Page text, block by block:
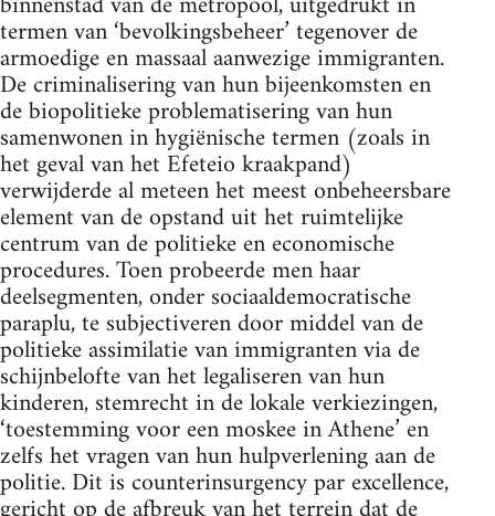
termen van ‘bevolkingsbeheer’ tegenover de
armoedige en massaal aanwezige immigranten.
De criminalisering van hun bijeenkomsten en
de biopolitieke problematisering van hun
samenwonen in hygiënische termen (zoals in
het geval van het Efeteio kraakpand)
verwijderde al meteen het meest onbeheersbare
element van de opstand uit het ruimtelijke
centrum van de politieke en economische
procedures. Toen probeerde men haar
deelsegmenten, onder sociaaldemocratische
paraplu, te subjectiveren door middel van de
politieke assimilatie van immigranten via de
schijnbelofte van het legaliseren van hun
kinderen, stemrecht in de lokale verkiezingen,
‘toestemming voor een moskee in Athene’ en
zelfs het vragen van hun hulpverlening aan de
politie. Dit is counterinsurgency par excellence,